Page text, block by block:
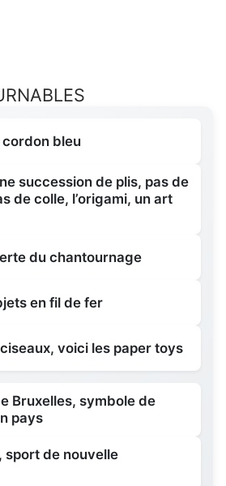
cordon bleu
succession de plis, pas de
de colle, l’origami, un art
du chantournage
en fil de fer
voici les paper toys
Bruxelles, symbole de
pays
sport de nouvelle